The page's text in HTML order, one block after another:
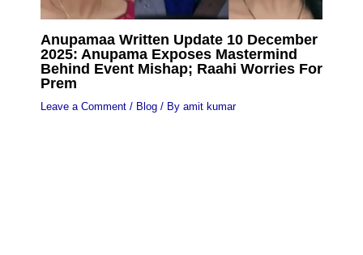
Anupamaa Written Update 10 December
2025: Anupama Exposes Mastermind
Behind Event Mishap; Raahi Worries For
Prem
Leave a Comment / Blog/ By amit kumar